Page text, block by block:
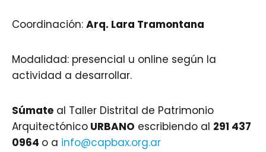
Coordinación: Arq. Lara Tramontana
Modalidad: presencial u online según la
actividad a desarrollar.
Súmate al Taller Distrital de Patrimonio
Arquitectónico URBANO escribiendo al 291 437
0964 o a info@capbax.org.ar